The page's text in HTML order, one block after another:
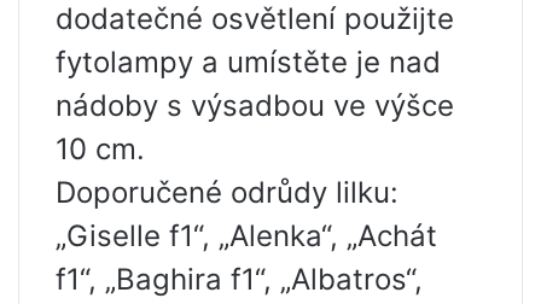
dodatečné osvětlení použijte
fytolampy a umístěte je nad
nádoby s výsadbou ve výšce
10 cm.
Doporučené odrůdy lilku:
„Giselle f1“, „Alenka“, „Achát
f1“, „Baghira f1“, „Albatros“,